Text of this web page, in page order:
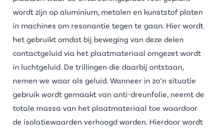
wordt zijn op aluminium, metalen en kunststof platen
in machines om resonantie tegen te gaan. Hier wordt
het gebruikt omdat bij beweging van deze delen
contactgeluid via het plaatmateriaal omgezet wordt
in luchtgeluid. De trillingen die daarbij ontstaan,
nemen we waar als geluid. Wanneer in zo’n situatie
gebruik wordt gemaakt van anti-dreunfolie, neemt de
totale massa van het plaatmateriaal toe waardoor
de isolatiewaarden verhoogd worden. Hierdoor wordt